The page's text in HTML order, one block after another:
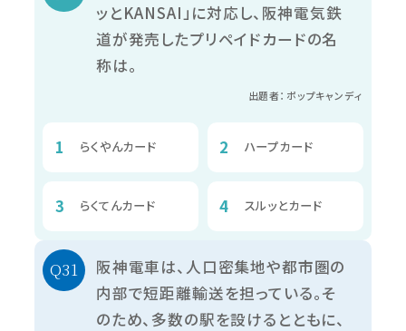
ッとKANSAI」に対応し、阪神電気鉄
道が発売したプリペイドカードの名
称は。
出題者：ポップキャンディ
らくやんカード ハープカード
らくてんカード スルッとカード
阪神電車は、人口密集地や都市圏の
内部で短距離輸送を担っている。そ
のため、多数の駅を設けるとともに、